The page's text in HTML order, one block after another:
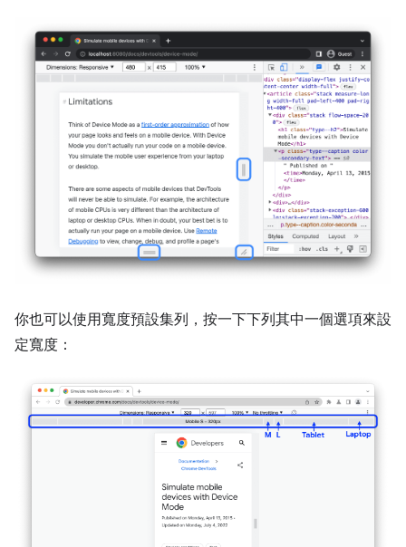
你也可以使用寬度預設集列，按一下下列其中一個選項來設
定寬度：